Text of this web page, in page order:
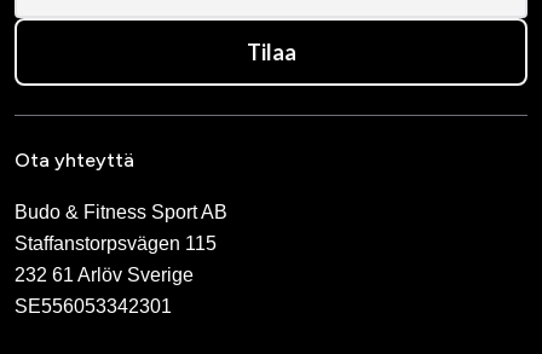
Tilaa
Ota yhteyttä
Budo & Fitness Sport AB
Staffanstorpsvägen 115
232 61 Arlöv Sverige
SE556053342301